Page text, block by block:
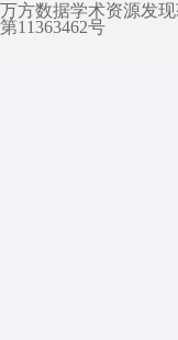
万方数据学术资源发
第11363462号